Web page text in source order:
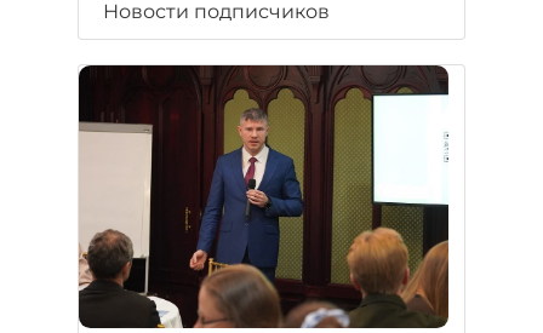
Новости подписчиков